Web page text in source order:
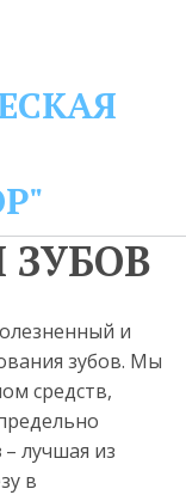
и
зубов. Мы
средств,
– лучшая из
в